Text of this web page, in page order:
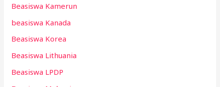
Beasiswa Kamerun
beasiswa Kanada
Beasiswa Korea
Beasiswa Lithuania
Beasiswa LPDP